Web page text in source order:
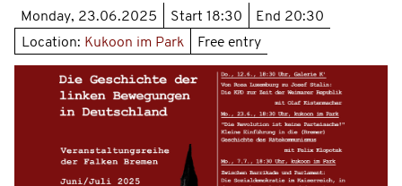
Monday, 23.06.2025 Start 18:30 End 20:30
Location: Kukoon im Park Free entry